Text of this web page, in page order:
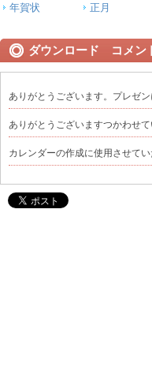
年賀状
正月
ダウンロード コメン
ありがとうございます。プレゼン
ありがとうございますつかわせ
カレンダーの作成に使用させてい